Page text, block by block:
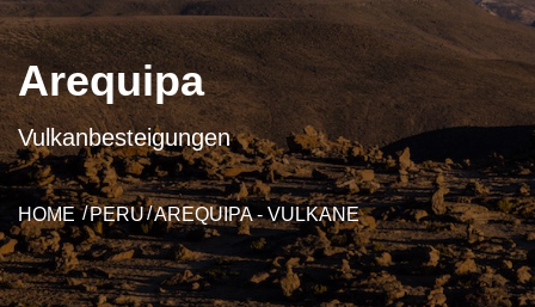
Arequipa
Vulkanbesteigungen
HOME PERU AREQUIPA - VULKANE